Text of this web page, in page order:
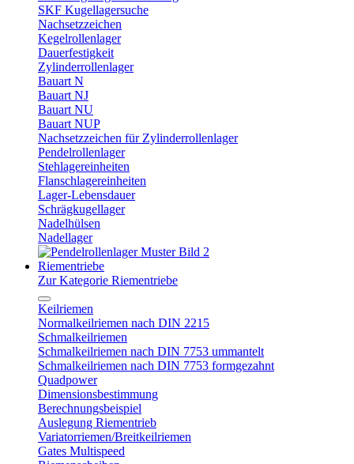
SKF Kugellagersuche
Nachsetzzeichen
Kegelrollenlager
Dauerfestigkeit
Zylinderrollenlager
Bauart N
Bauart NJ
Bauart NU
Bauart NUP
Nachsetzzeichen für Zylinderrollenlager
Pendelrollenlager
Stehlagereinheiten
Flanschlagereinheiten
Lager-Lebensdauer
Schrägkugellager
Nadelhülsen
Nadellager
Riementriebe
Zur Kategorie Riementriebe
Keilriemen
Normalkeilriemen nach DIN 2215
Schmalkeilriemen
Schmalkeilriemen nach DIN 7753 ummantelt
Schmalkeilriemen nach DIN 7753 formgezahnt
Quadpower
Dimensionsbestimmung
Berechnungsbeispiel
Auslegung Riementrieb
Variatorriemen/Breitkeilriemen
Gates Multispeed